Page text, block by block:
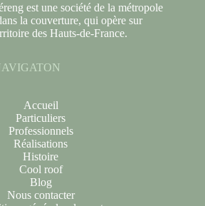
est une société de la métropole
la couverture, qui opère sur
des Hauts-de-France.
Accueil
Particuliers
Professionnels
Réalisations
Histoire
Cool roof
Blog
Nous contacter